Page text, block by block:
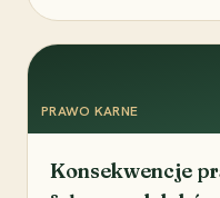
PRAWO KARNE
Konsekwencje